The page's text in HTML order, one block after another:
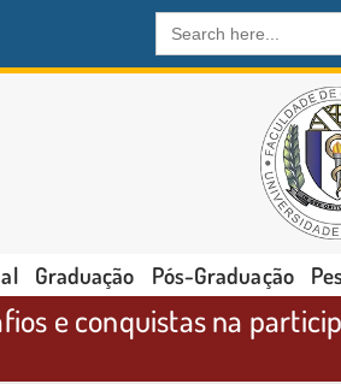
Search
for:
Graduação Pós-Graduação
e conquistas na